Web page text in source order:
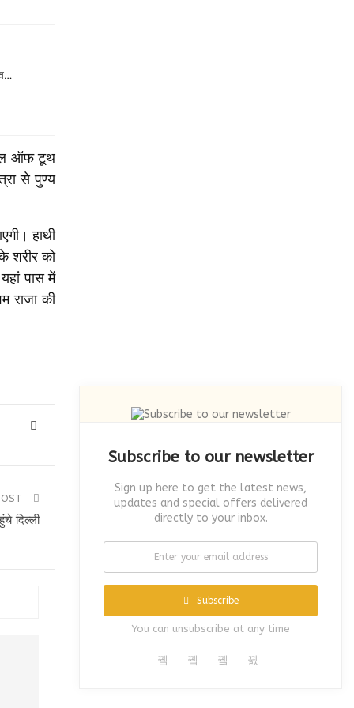
ऑफ टूथ
से पुण्य
हाथी
शरीर को
पास में
राजा की
दिल्ली
Subscribe to our newsletter
Sign up here to get the latest news,
updates and special offers delivered
directly to your inbox.
Subscribe
You can unsubscribe at any time